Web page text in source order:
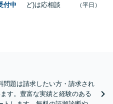
付中
ど)は応相談
（平日）
問題は請求したい方・請求され
す。豊富な実績と経験のある